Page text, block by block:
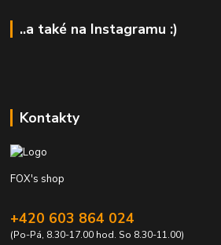
..a také na Instagramu :)
Kontakty
FOX's shop
+420 603 864 024
(Po-Pá, 8.30-17.00 hod. So 8.30-11.00)